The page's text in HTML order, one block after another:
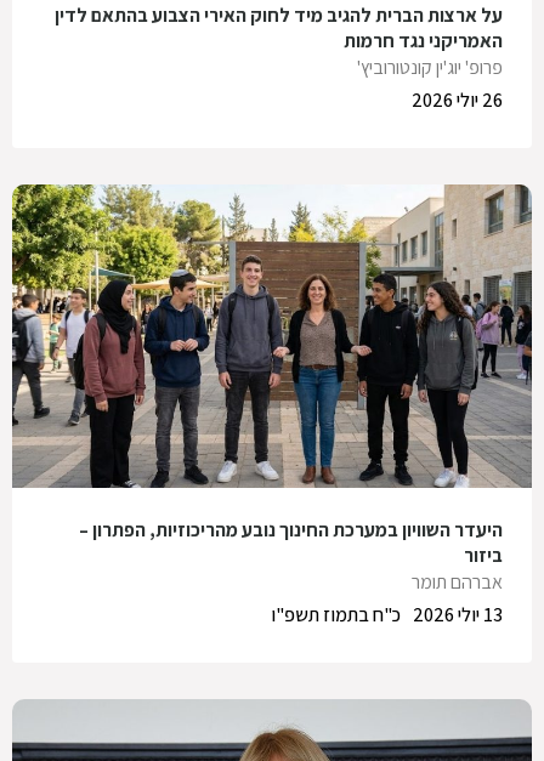
על ארצות הברית להגיב מיד לחוק האירי הצבוע בהתאם לדין
האמריקני נגד חרמות
פרופ' יוג'ין קונטורוביץ'
26 יולי 2026
היעדר השוויון במערכת החינוך נובע מהריכוזיות, הפתרון –
ביזור
אברהם תומר
כ"ח בתמוז תשפ"ו
13 יולי 2026